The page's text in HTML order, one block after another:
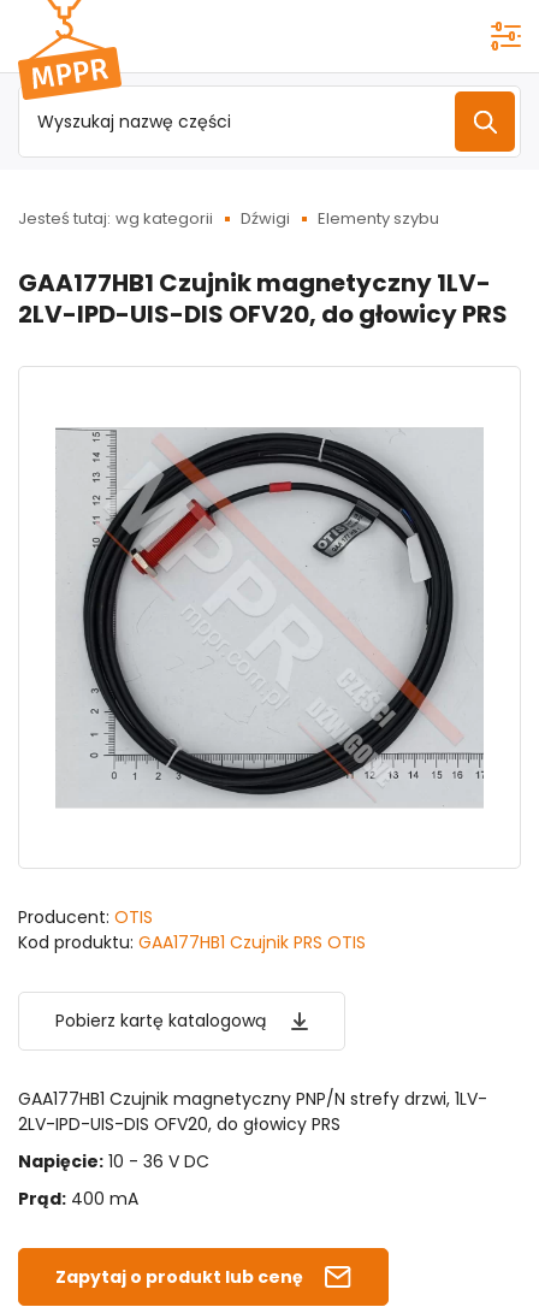
Przejdź do
menu
głównego
Jesteś tutaj: wg kategorii Dźwigi Elementy szybu
GAA177HB1 Czujnik magnetyczny 1LV-
2LV-IPD-UIS-DIS OFV20, do głowicy PRS
Producent: OTIS
Kod produktu: GAA177HB1 Czujnik PRS OTIS
Pobierz kartę katalogową
GAA177HB1 Czujnik magnetyczny PNP/N strefy drzwi, 1LV-
2LV-IPD-UIS-DIS OFV20, do głowicy PRS
Napięcie: 10 - 36 V DC
Prąd: 400 mA
Zapytaj o produkt lub cenę